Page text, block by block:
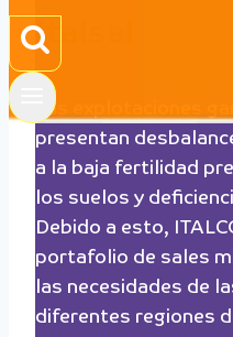
Italsal
Las explotaciones
presentan
a la baja fertilidad
los suelos y
Debido a esto,
portafolio de sales
las necesidades de
diferentes regiones